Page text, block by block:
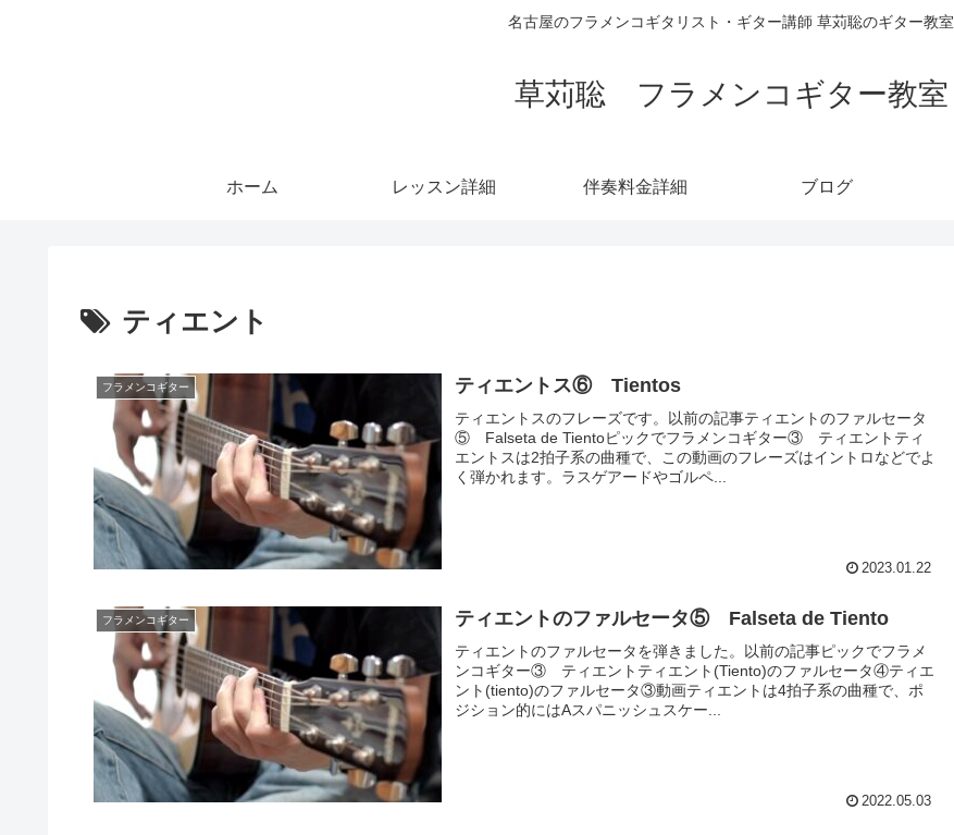
名古屋のフラメンコギタリスト・ギター講師 草苅聡のギター教室
草苅聡 フラメンコギター教室
ホーム レッスン詳細 伴奏料金詳細 ブログ
ティエント
フラメンコギター ティエントス⑥ Tientos
ティエントスのフレーズです。以前の記事ティエントのファルセータ
⑤ Falseta de Tientoピックでフラメンコギター③ ティエントティ
エントスは2拍子系の曲種で、この動画のフレーズはイントロなどでよ
く弾かれます。ラスゲアードやゴルペ...
2023.01.22
フラメンコギター ティエントのファルセータ⑤ Falseta de Tiento
ティエントのファルセータを弾きました。以前の記事ピックでフラメ
ンコギター③ ティエントティエント(Tiento)のファルセータ④ティエ
ント(tiento)のファルセータ③動画ティエントは4拍子系の曲種で、ポ
ジション的にはAスパニッシュスケー...
2022.05.03